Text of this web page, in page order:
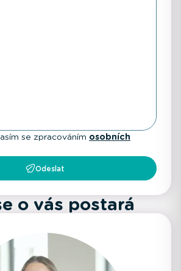
se zpracováním osobních
Odeslat
o vás postará